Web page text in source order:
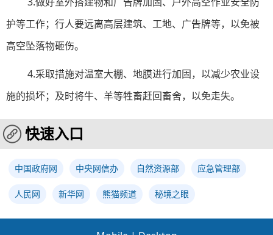
护等工作；行人要远离高层建筑、工地、广告牌等，以免被
高空坠落物砸伤。
4.采取措施对温室大棚、地膜进行加固，以减少农业设
施的损坏；及时将牛、羊等牲畜赶回畜舍，以免走失。
快速入口
中国政府网 中央网信办 自然资源部 应急管理部
人民网 新华网 熊猫频道 秘境之眼